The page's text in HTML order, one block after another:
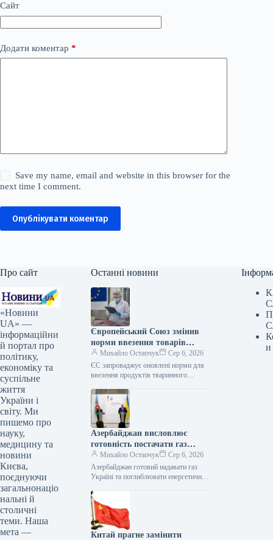
Сайт
Додати коментар *
Save my name, email and website in this browser for the
next time I comment.
Опублікувати коментар
Про сайт
«Новини
UA» —
інформаційни
й портал про
політику,
економіку та
суспільне
життя
України і
світу. Ми
пишемо про
науку,
медицину та
новини
Києва,
поєднуючи
загальнонаціо
нальні й
столичні
теми. Наша
мета —
Останні новини
Європейський Союз змінив
норми ввезення товарів
тваринного походження
Михайло Остапчук
Сер 6, 2026
ЄС запроваджує оновлені норми для
ввезення продуктів тваринного
Укрінформ Європейська спільнота
вносить корективи до правил імпорту
продукції…
Азербайджан висловлює
готовність постачати газ
Україні та розширювати
співпрацю в енергетичному
секторі, заявив міністр
Михайло Остапчук
Сер 6, 2026
Азербайджан готовий надавати газ
Україні та поглиблювати енергетичне
06.08.2026 15:12 Укрінформ
Азербайджан виявив готовність
постачати газ…
Китай прагне замінити
и